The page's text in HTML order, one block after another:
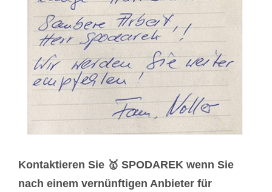
Kontaktieren Sie 🥇 SPODAREK wenn Sie
nach einem vernünftigen Anbieter für